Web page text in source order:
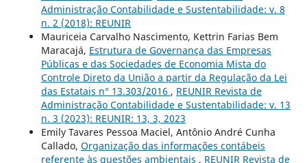
Administração Contabilidade e Sustentabilidade: v. 8
n. 2 (2018): REUNIR
Mauriceia Carvalho Nascimento, Kettrin Farias Bem
Maracajá, Estrutura de Governança das Empresas
Públicas e das Sociedades de Economia Mista do
Controle Direto da União a partir da Regulação da Lei
das Estatais n° 13.303/2016 , REUNIR Revista de
Administração Contabilidade e Sustentabilidade: v. 13
n. 3 (2023): REUNIR: 13, 3, 2023
Emily Tavares Pessoa Maciel, Antônio André Cunha
Callado, Organização das informações contábeis
referente às questões ambientais , REUNIR Revista de